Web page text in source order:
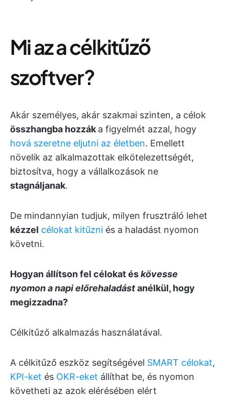
Mi az a célkitűző
szoftver?
Akár személyes, akár szakmai szinten, a célok
összhangba hozzák a figyelmét azzal, hogy
hová szeretne eljutni az életben. Emellett
növelik az alkalmazottak elkötelezettségét,
biztosítva, hogy a vállalkozások ne
stagnáljanak.
De mindannyian tudjuk, milyen frusztráló lehet
kézzel célokat kitűzni és a haladást nyomon
követni.
Hogyan állítson fel célokat éskövesse
nyomon a napi előrehaladástanélkül, hogy
megizzadna?
Célkitűző alkalmazás használatával.
A célkitűző eszköz segítségével SMART célokat,
KPI-ket és OKR-eket állíthat be, és nyomon
követheti az azok elérésében elért